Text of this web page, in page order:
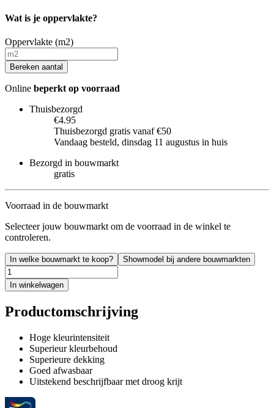
Wat is je oppervlakte?
Oppervlakte (m2)
Bereken aantal
Online beperkt op voorraad
Thuisbezorgd
€4.95
Thuisbezorgd gratis vanaf €50
Vandaag besteld, dinsdag 11 augustus in huis
Bezorgd in bouwmarkt
gratis
Voorraad in de bouwmarkt
Selecteer jouw bouwmarkt om de voorraad in de winkel te
controleren.
In welke bouwmarkt te koop? Showmodel bij andere bouwmarkten
In winkelwagen
Productomschrijving
Hoge kleurintensiteit
Superieur kleurbehoud
Superieure dekking
Goed afwasbaar
Uitstekend beschrijfbaar met droog krijt